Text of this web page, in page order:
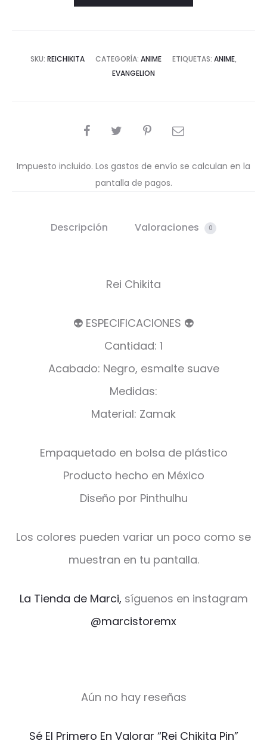
SKU: REICHIKITA CATEGORÍA: ANIME ETIQUETAS: ANIME,
EVANGELION
COMPARTIR
Impuesto incluido. Los gastos de envío se calculan en la
pantalla de pagos.
Descripción Valoraciones 0
Rei Chikita
👽 ESPECIFICACIONES 👽
Cantidad: 1
Acabado: Negro, esmalte suave
Medidas:
Material: Zamak
Empaquetado en bolsa de plástico
Producto hecho en México
Diseño por Pinthulhu
Los colores pueden variar un poco como se
muestran en tu pantalla.
La Tienda de Marci, síguenos en instagram
@marcistoremx
Aún no hay reseñas
Sé El Primero En Valorar “Rei Chikita Pin”